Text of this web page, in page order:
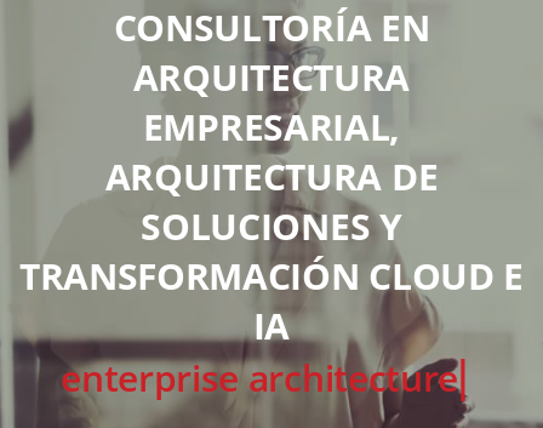
CONSULTORÍA EN
ARQUITECTURA
EMPRESARIAL,
ARQUITECTURA DE
SOLUCIONES Y
TRANSFORMACIÓN CLOUD E
IA
solution